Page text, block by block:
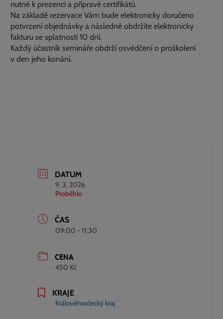
nutné k prezenci a přípravě certifikátů.
Na základě rezervace Vám bude elektronicky doručeno
potvrzení objednávky a následně obdržíte elektronicky
fakturu se splatností 10 dní.
Každý účastník semináře obdrží osvědčení o proškolení
v den jeho konání.
DATUM
9. 3. 2026
Proběhlo
ČAS
09:00 - 11:30
CENA
450 Kč
KRAJE
Královéhradecký kraj